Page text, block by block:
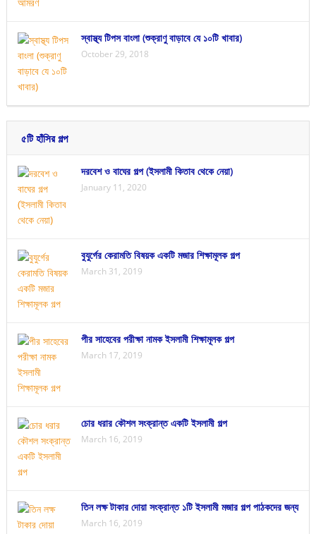
স্বাস্থ্য টিপস বাংলা (শুক্রাণু বাড়াবে যে ১০টি খাবার)
October 29, 2018
৫টি হাঁসির গল্প
দরবেশ ও বাঘের গল্প (ইসলামী কিতাব থেকে নেয়া)
January 11, 2020
বুযুর্গের কেরামতি বিষয়ক একটি মজার শিক্ষামূলক গল্প
March 31, 2019
পীর সাহেবের পরীক্ষা নামক ইসলামী শিক্ষামূলক গল্প
March 17, 2019
চোর ধরার কৌশল সংক্রান্ত একটি ইসলামী গল্প
March 16, 2019
তিন লক্ষ টাকার দোয়া সংক্রান্ত ১টি ইসলামী মজার গল্প পাঠকদের জন্য
March 16, 2019